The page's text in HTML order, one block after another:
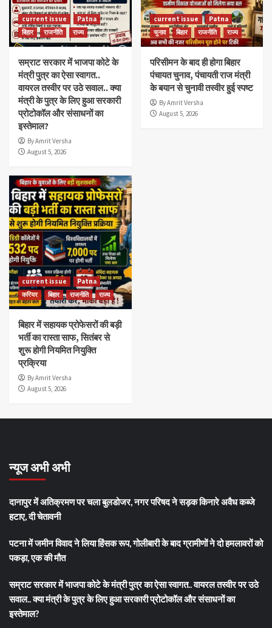
current issue
Patna
बिहार
राजनीति राज्य
सम्राट सरकार में भाजपा कोटे के
मंत्री पुत्र का ऐसा स्वागत..
वायरल तस्वीर पर उठे सवाल.. क्या
मंत्री के पुत्र के लिए हुआ सरकारी
प्रोटोकॉल और संसाधनों का
इस्तेमाल?
By Amrit Versha
August 5, 2026
current issue
Patna
चुनाव
बिहार राजनीति राज्य
परिसीमन के बाद ही होगा बिहार
पंचायत चुनाव, पंचायती राज मंत्री
के बयान से चुनावी तस्वीर हुई स्पष्ट
By Amrit Versha
August 5, 2026
current issue
Patna
करियर
बिहार राजनीति राज्य
बिहार में सहायक प्रोफेसरों की बड़ी
भर्ती का रास्ता साफ, सितंबर से
शुरू होगी नियमित नियुक्ति
प्रक्रिया
By Amrit Versha
August 5, 2026
न्यूज अभी अभी
दानापुर में अतिक्रमण पर चला बुलडोजर, नगर परिषद ने सड़क किनारे अवैध कब्जे
हटाए, दी चेतावनी
पटना में जमीन विवाद ने लिया हिंसक रूप, गोलीबारी के बाद ग्रामीणों ने दो हमलावरों को
पकड़ा, एक की मौत
सम्राट सरकार में भाजपा कोटे के मंत्री पुत्र का ऐसा स्वागत.. वायरल तस्वीर पर उठे
सवाल.. क्या मंत्री के पुत्र के लिए हुआ सरकारी प्रोटोकॉल और संसाधनों का
इस्तेमाल?